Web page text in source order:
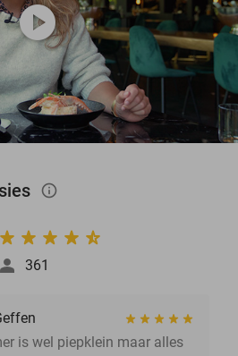
play_circle
info_outlined
361
is wel piepklein maar alles